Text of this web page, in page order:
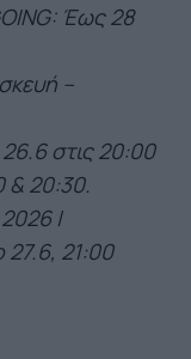
Έως 28
–
στις 20:00
& 20:30.
|
21:00